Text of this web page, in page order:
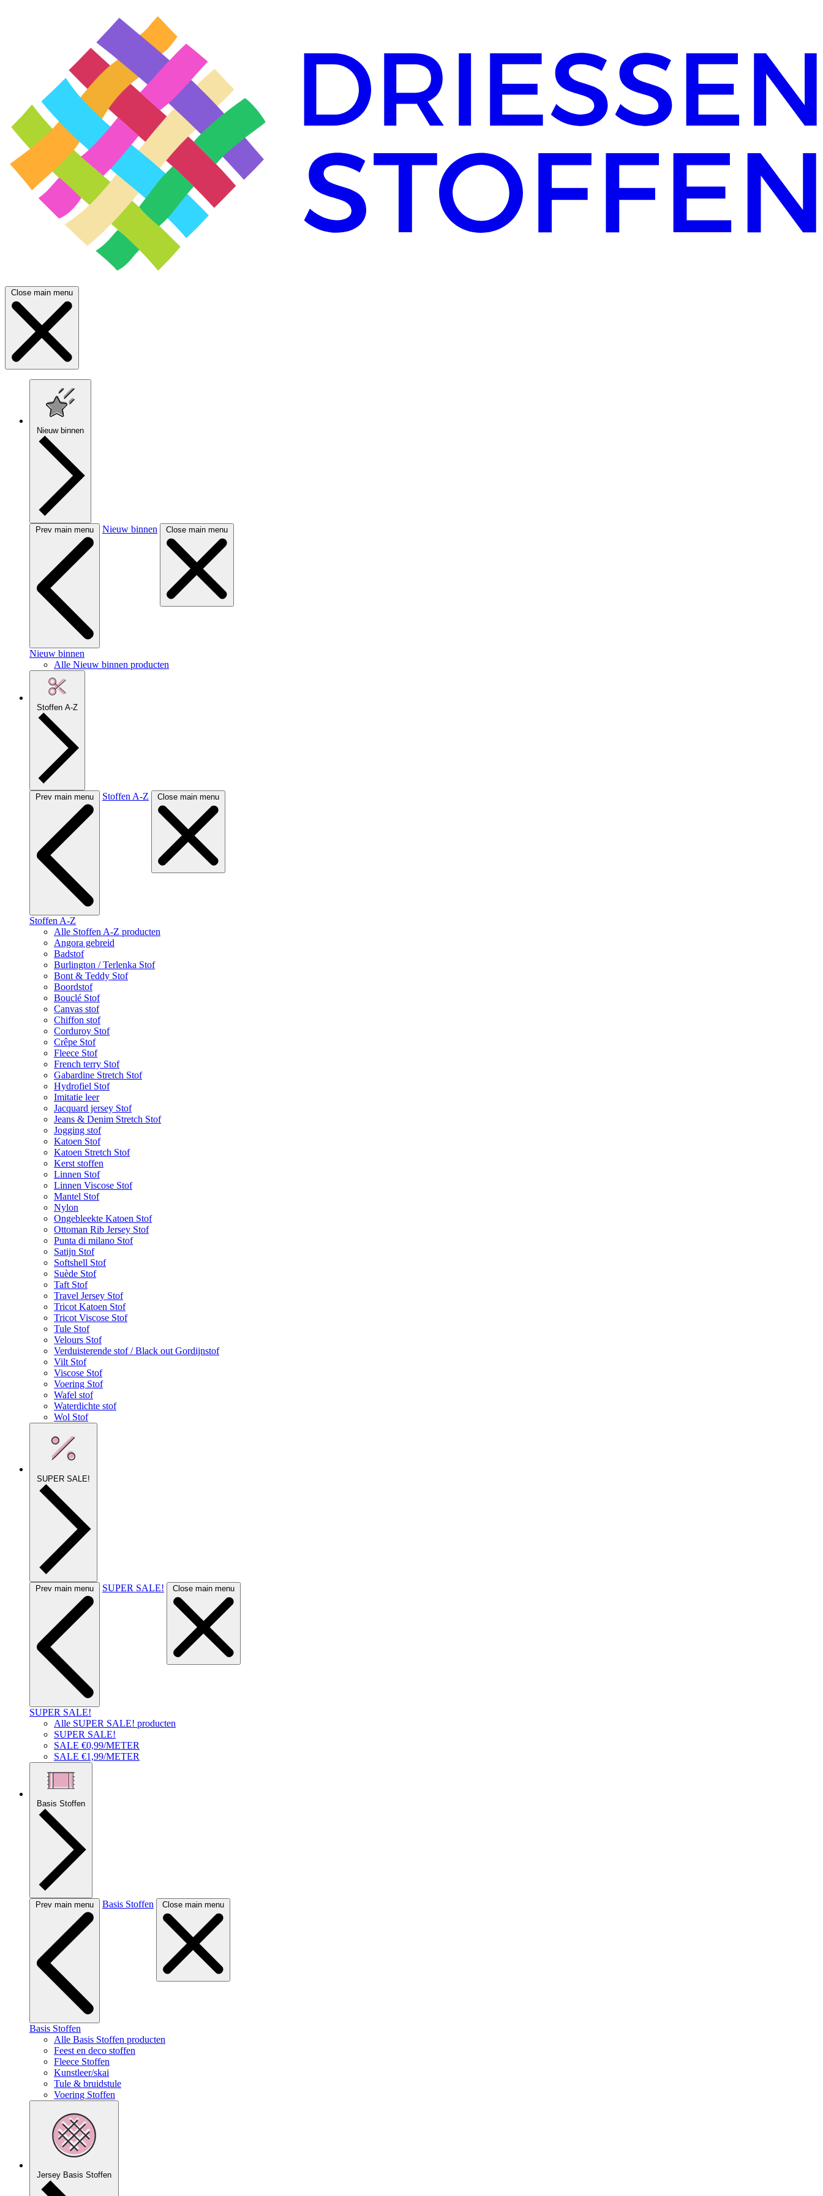
Close main menu
Nieuw binnen
Prev main menu Nieuw binnen Close main menu
Nieuw binnen
Alle Nieuw binnen producten
Stoffen A-Z
Prev main menu Stoffen A-Z Close main menu
Stoffen A-Z
Alle Stoffen A-Z producten
Angora gebreid
Badstof
Burlington / Terlenka Stof
Bont & Teddy Stof
Boordstof
Bouclé Stof
Canvas stof
Chiffon stof
Corduroy Stof
Crêpe Stof
Fleece Stof
French terry Stof
Gabardine Stretch Stof
Hydrofiel Stof
Imitatie leer
Jacquard jersey Stof
Jeans & Denim Stretch Stof
Jogging stof
Katoen Stof
Katoen Stretch Stof
Kerst stoffen
Linnen Stof
Linnen Viscose Stof
Mantel Stof
Nylon
Ongebleekte Katoen Stof
Ottoman Rib Jersey Stof
Punta di milano Stof
Satijn Stof
Softshell Stof
Suède Stof
Taft Stof
Travel Jersey Stof
Tricot Katoen Stof
Tricot Viscose Stof
Tule Stof
Velours Stof
Verduisterende stof / Black out Gordijnstof
Vilt Stof
Viscose Stof
Voering Stof
Wafel stof
Waterdichte stof
Wol Stof
SUPER SALE!
Prev main menu SUPER SALE! Close main menu
SUPER SALE!
Alle SUPER SALE! producten
SUPER SALE!
SALE €0,99/METER
SALE €1,99/METER
Basis Stoffen
Prev main menu Basis Stoffen Close main menu
Basis Stoffen
Alle Basis Stoffen producten
Feest en deco stoffen
Fleece Stoffen
Kunstleer/skai
Tule & bruidstule
Voering Stoffen
Jersey Basis Stoffen